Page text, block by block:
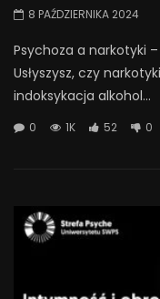
8 PAŹDZIERNIKA 2024
Psychoza a narkotyki
Usłyszysz, czy
indoksykacja alkohol...
0 1K 52 0